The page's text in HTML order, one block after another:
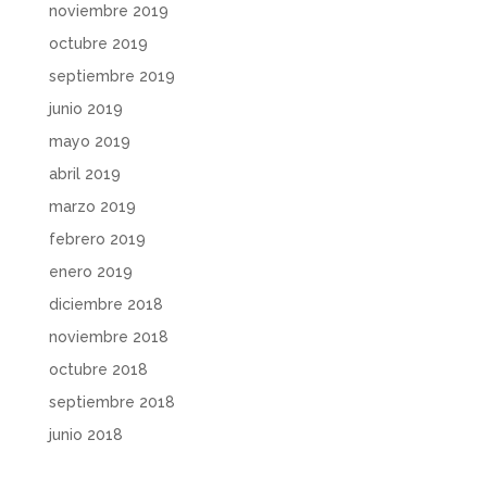
noviembre 2019
octubre 2019
septiembre 2019
junio 2019
mayo 2019
abril 2019
marzo 2019
febrero 2019
enero 2019
diciembre 2018
noviembre 2018
octubre 2018
septiembre 2018
junio 2018